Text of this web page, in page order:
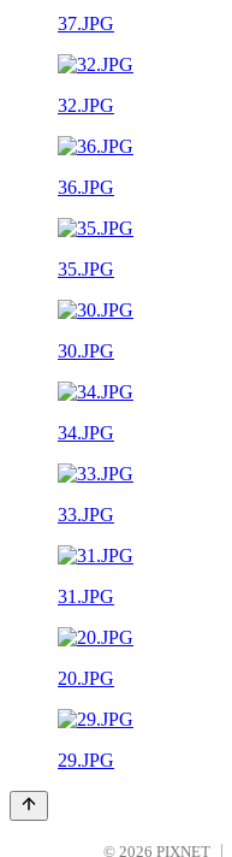
37.JPG
32.JPG
36.JPG
35.JPG
30.JPG
34.JPG
33.JPG
31.JPG
20.JPG
29.JPG
© 2026 PIXNET